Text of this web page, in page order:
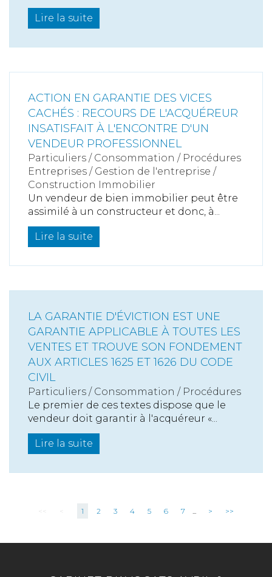
Lire la suite
ACTION EN GARANTIE DES VICES
CACHÉS : RECOURS DE L'ACQUÉREUR
INSATISFAIT À L'ENCONTRE D'UN
VENDEUR PROFESSIONNEL
Particuliers / Consommation / Procédures
Entreprises / Gestion de l'entreprise /
Construction Immobilier
Un vendeur de bien immobilier peut être
assimilé à un constructeur et donc, à...
Lire la suite
LA GARANTIE D'ÉVICTION EST UNE
GARANTIE APPLICABLE À TOUTES LES
VENTES ET TROUVE SON FONDEMENT
AUX ARTICLES 1625 ET 1626 DU CODE
CIVIL
Particuliers / Consommation / Procédures
Le premier de ces textes dispose que le
vendeur doit garantir à l'acquéreur «...
Lire la suite
1 2 3 4 5 6 7 ... > >>